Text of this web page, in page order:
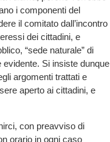
i componenti del
il comitato dall’incontro
dei cittadini, e
“sede naturale” di
Si insiste dunque
argomenti trattati e
aperto ai cittadini, e
con preavviso di
orario in ogni caso